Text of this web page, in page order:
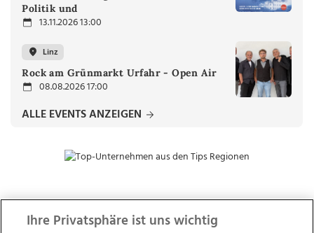
Politik und
13.11.2026 13:00
Linz
Rock am Grünmarkt Urfahr - Open Air
08.08.2026 17:00
ALLE EVENTS ANZEIGEN
ZUR NACHRICHTENÜBERSICHT
Ihre Privatsphäre ist uns wichtig